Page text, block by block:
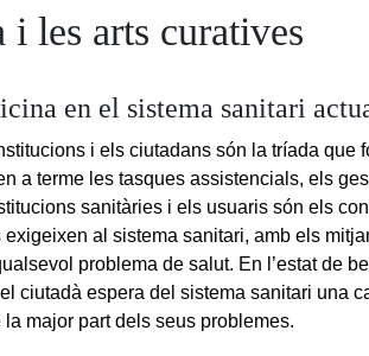
i les arts curatives
en el sistema sanitari
i els ciutadans són la tríada que
a terme les tasques assistencials, els
sanitàries i els usuaris són els
al sistema sanitari, amb els
problema de salut. En l’estat de
ciutadà espera del sistema sanitari una
major part dels seus problemes.